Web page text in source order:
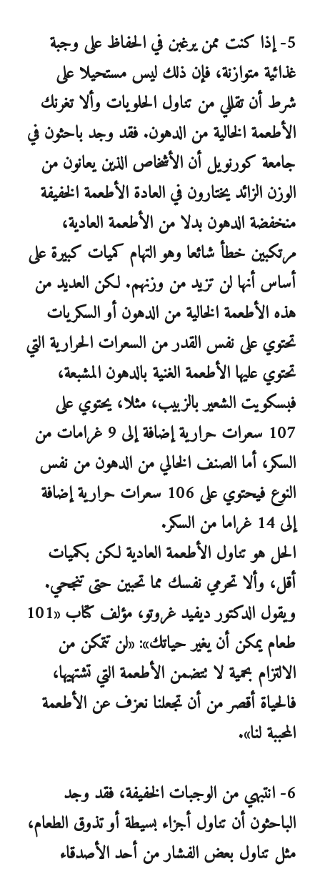
5- إذا كنت ممن يرغبن في الحفاظ على وجبة
غذائية متوازنة، فإن ذلك ليس مستحيلا على
شرط أن تقللي من تناول الحلويات وألا تغرنك
الأطعمة الخالية من الدهون. فقد وجد باحثون في
جامعة كورنويل أن الأشخاص الذين يعانون من
الوزن الزائد يختارون في العادة الأطعمة الخفيفة
منخفضة الدهون بدلا من الأطعمة العادية،
مرتكبين خطأ شائعا وهو التهام كميات كبيرة على
أساس أنها لن تزيد من وزنهم. لكن العديد من
هذه الأطعمة الخالية من الدهون أو السكريات
تحتوي على نفس القدر من السعرات الحرارية التي
تحتوي عليها الأطعمة الغنية بالدهون المشبعة،
فبسكويت الشعير بالزبيب، مثلا، يحتوي على
107 سعرات حرارية إضافة إلى 9 غرامات من
السكر، أما الصنف الخالي من الدهون من نفس
النوع فيحتوي على 106 سعرات حرارية إضافة
إلى 14 غراما من السكر.
الحل هو تناول الأطعمة العادية لكن بكميات
أقل، وألا تحرمي نفسك مما تحبين حتى تنجحي.
ويقول الدكتور ديفيد غروتو، مؤلف كتاب «101
طعام يمكن أن يغير حياتك»: «لن تتمكن من
الالتزام بحمية لا تتضمن الأطعمة التي تشتهيها،
فالحياة أقصر من أن تجعلنا نعزف عن الأطعمة
المحببة لنا».
6- انتبهي من الوجبات الخفيفة، فقد وجد
الباحثون أن تناول أجزاء بسيطة أو تذوق الطعام،
مثل تناول بعض الفشار من أحد الأصدقاء